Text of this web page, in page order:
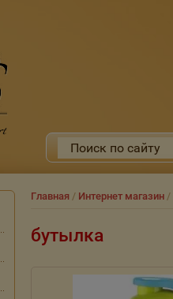
Главная / Интернет магазин /
бутылка